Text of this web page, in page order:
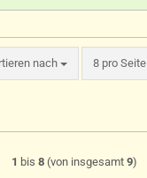
nach
nach 8 pro Seite
pro Seite
1 bis 8 (von insgesamt 9)